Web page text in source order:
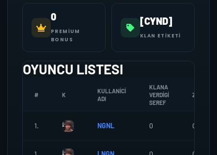
0
PREMIUM
BONUS
[CYND]
KLAN ETIKETI
OYUNCU LISTESI
# K
KULLANICI
ADI
KLANA
VERDIGI
SEREF
ZOMBI
1. NGNL 0 0